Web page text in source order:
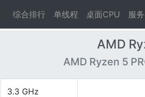
综合排行 单线程 桌面CPU 服
AMD
AMD Ryzen 5
3.3 GHz